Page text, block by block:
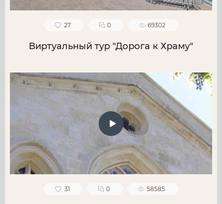
27 0 69302
Виртуальный тур "Дорога к Храму"
31 0 58585